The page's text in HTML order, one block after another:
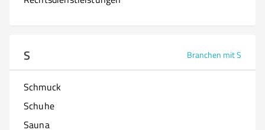
S Branchen mit S
Schmuck
Schuhe
Sauna